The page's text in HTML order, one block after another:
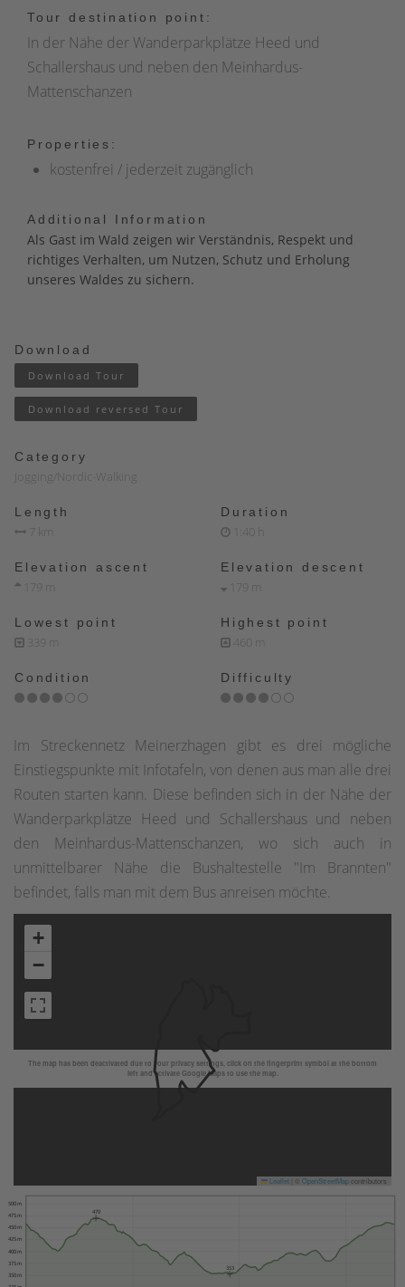
Tour destination point:
In der Nähe der Wanderparkplätze Heed und
Schallershaus und neben den Meinhardus-
Mattenschanzen
Properties:
kostenfrei / jederzeit zugänglich
Additional Information
Als Gast im Wald zeigen wir Verständnis, Respekt und
richtiges Verhalten, um Nutzen, Schutz und Erholung
unseres Waldes zu sichern.
Download
Download Tour
Download reversed Tour
Category
Jogging/Nordic-Walking
Length
7 km
Duration
1:40 h
Elevation ascent
179 m
Elevation descent
179 m
Lowest point
339 m
Highest point
460 m
Condition Difficulty
Im Streckennetz Meinerzhagen gibt es drei mögliche
Einstiegspunkte mit Infotafeln, von denen aus man alle drei
Routen starten kann. Diese befinden sich in der Nähe der
Wanderparkplätze Heed und Schallershaus und neben
den Meinhardus-Mattenschanzen, wo sich auch in
unmittelbarer Nähe die Bushaltestelle "Im Brannten"
befindet, falls man mit dem Bus anreisen möchte.
The map has been deactivated due to your privacy settings, click on the fingerprint symbol at the bottom
left and activate Google Maps to use the map.
+
−
Leaflet OpenStreetMapcontributors
350 m
375 m
400 m
425 m
450 m
475 m
500 m
353
470